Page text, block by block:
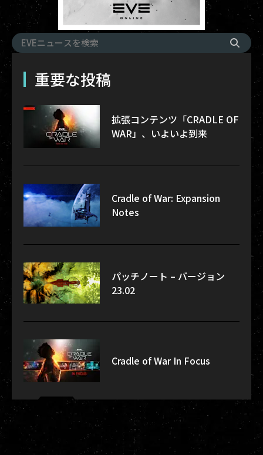
重要な投稿
拡張コンテンツ「CRADLE OF
WAR」、いよいよ到来
Cradle of War: Expansion
Notes
パッチノート – バージョン
23.02
Cradle of War In Focus